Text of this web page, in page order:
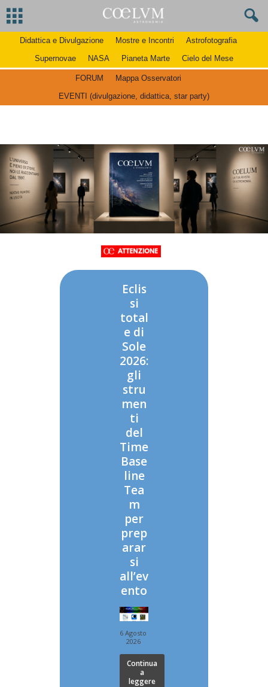
Didattica e Divulgazione Mostre e Incontri
Astrofotografia
Supernovae
NASA Pianeta Marte Cielo del Mese
FORUM
Mappa Osservatori
EVENTI (divulgazione, didattica, star party)
Eclis
si
total
e di
Sole
2026:
gli
stru
men
ti
del
Time
Base
line
Tea
m
per
prep
arar
si
all’ev
ento
6 Agosto
2026
Continua
a
leggere